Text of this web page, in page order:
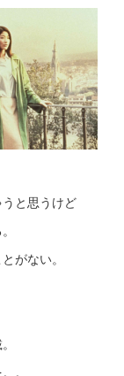
と思うけど
がない。
。